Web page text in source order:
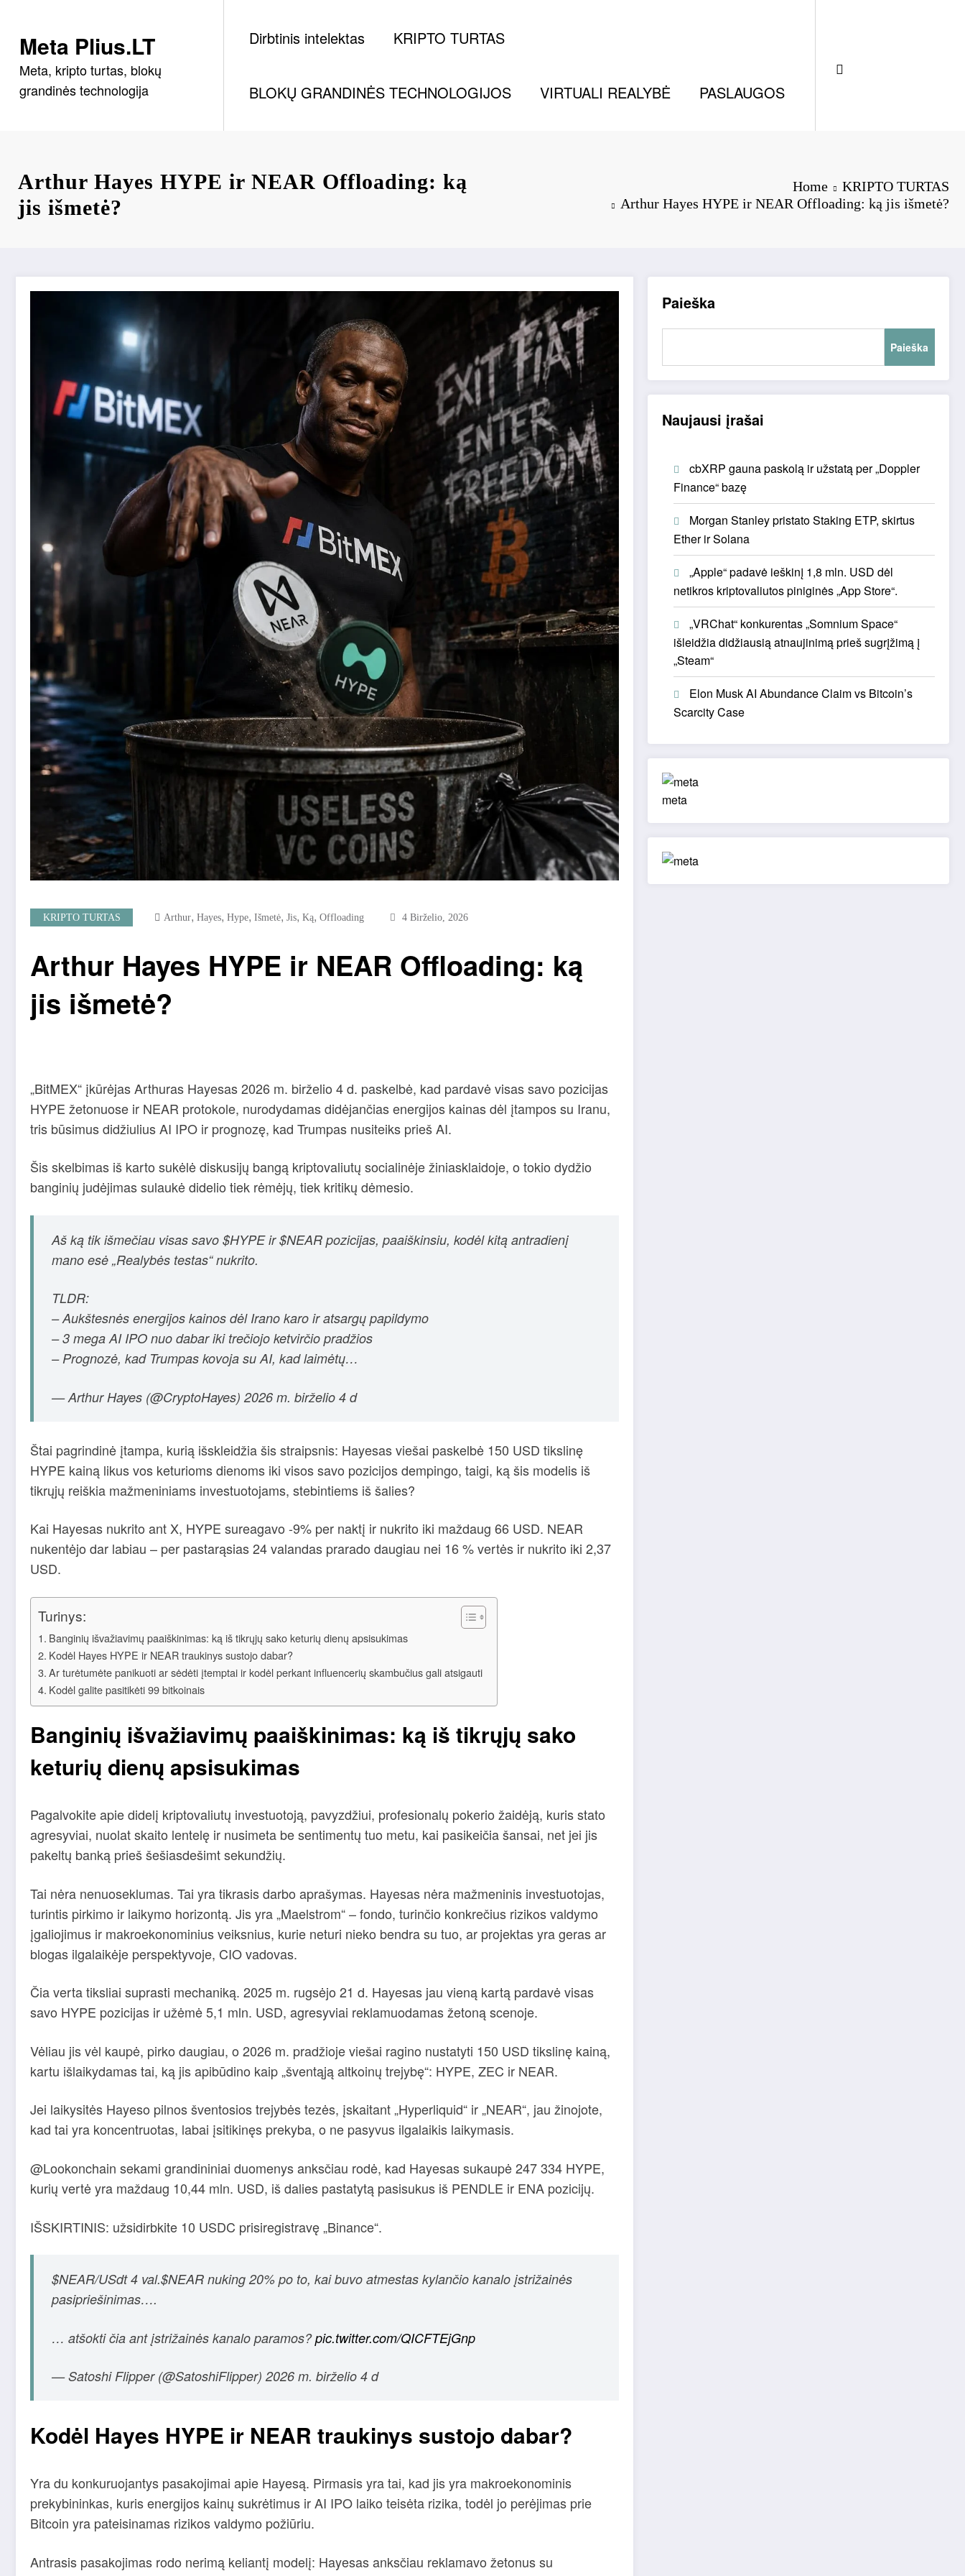
contentMeta Plius.LT
Meta, kripto turtas, blokų
grandinės technologija
Dirbtinis intelektas KRIPTO TURTAS
BLOKŲ GRANDINĖS TECHNOLOGIJOS VIRTUALI REALYBĖ PASLAUGOS
Arthur Hayes HYPE ir NEAR Offloading: ką
jis išmetė?
Home
KRIPTO TURTAS
Arthur Hayes HYPE ir NEAR Offloading: ką jis išmetė?
KRIPTO TURTAS Arthur, Hayes, Hype, Išmetė, Jis, Ką, Offloading 4 Birželio, 2026
Arthur Hayes HYPE ir NEAR Offloading: ką
jis išmetė?
„BitMEX“ įkūrėjas Arthuras Hayesas 2026 m. birželio 4 d. paskelbė, kad pardavė visas savo pozicijas
HYPE žetonuose ir NEAR protokole, nurodydamas didėjančias energijos kainas dėl įtampos su Iranu,
tris būsimus didžiulius AI IPO ir prognozę, kad Trumpas nusiteiks prieš AI.
Šis skelbimas iš karto sukėlė diskusijų bangą kriptovaliutų socialinėje žiniasklaidoje, o tokio dydžio
banginių judėjimas sulaukė didelio tiek rėmėjų, tiek kritikų dėmesio.
Aš ką tik išmečiau visas savo $HYPE ir $NEAR pozicijas, paaiškinsiu, kodėl kitą antradienį
mano esė „Realybės testas“ nukrito.
TLDR:
– Aukštesnės energijos kainos dėl Irano karo ir atsargų papildymo
– 3 mega AI IPO nuo dabar iki trečiojo ketvirčio pradžios
– Prognozė, kad Trumpas kovoja su AI, kad laimėtų…
— Arthur Hayes (@CryptoHayes) 2026 m. birželio 4 d
Štai pagrindinė įtampa, kurią išskleidžia šis straipsnis: Hayesas viešai paskelbė 150 USD tikslinę
HYPE kainą likus vos keturioms dienoms iki visos savo pozicijos dempingo, taigi, ką šis modelis iš
tikrųjų reiškia mažmeniniams investuotojams, stebintiems iš šalies?
Kai Hayesas nukrito ant X, HYPE sureagavo -9% per naktį ir nukrito iki maždaug 66 USD. NEAR
nukentėjo dar labiau – per pastarąsias 24 valandas prarado daugiau nei 16 % vertės ir nukrito iki 2,37
USD.
Turinys:
Banginių išvažiavimų paaiškinimas: ką iš tikrųjų sako keturių dienų apsisukimas
Kodėl Hayes HYPE ir NEAR traukinys sustojo dabar?
Ar turėtumėte panikuoti ar sėdėti įtemptai ir kodėl perkant influencerių skambučius gali atsigauti
Kodėl galite pasitikėti 99 bitkoinais
Banginių išvažiavimų paaiškinimas: ką iš tikrųjų sako
keturių dienų apsisukimas
Pagalvokite apie didelį kriptovaliutų investuotoją, pavyzdžiui, profesionalų pokerio žaidėją, kuris stato
agresyviai, nuolat skaito lentelę ir nusimeta be sentimentų tuo metu, kai pasikeičia šansai, net jei jis
pakeltų banką prieš šešiasdešimt sekundžių.
Tai nėra nenuoseklumas. Tai yra tikrasis darbo aprašymas. Hayesas nėra mažmeninis investuotojas,
turintis pirkimo ir laikymo horizontą. Jis yra „Maelstrom“ – fondo, turinčio konkrečius rizikos valdymo
įgaliojimus ir makroekonominius veiksnius, kurie neturi nieko bendra su tuo, ar projektas yra geras ar
blogas ilgalaikėje perspektyvoje, CIO vadovas.
Čia verta tiksliai suprasti mechaniką. 2025 m. rugsėjo 21 d. Hayesas jau vieną kartą pardavė visas
savo HYPE pozicijas ir užėmė 5,1 mln. USD, agresyviai reklamuodamas žetoną scenoje.
Vėliau jis vėl kaupė, pirko daugiau, o 2026 m. pradžioje viešai ragino nustatyti 150 USD tikslinę kainą,
kartu išlaikydamas tai, ką jis apibūdino kaip „šventąją altkoinų trejybę“: HYPE, ZEC ir NEAR.
Jei laikysitės Hayeso pilnos šventosios trejybės tezės, įskaitant „Hyperliquid“ ir „NEAR“, jau žinojote,
kad tai yra koncentruotas, labai įsitikinęs prekyba, o ne pasyvus ilgalaikis laikymasis.
@Lookonchain sekami grandininiai duomenys anksčiau rodė, kad Hayesas sukaupė 247 334 HYPE,
kurių vertė yra maždaug 10,44 mln. USD, iš dalies pastatytą pasisukus iš PENDLE ir ENA pozicijų.
IŠSKIRTINIS: užsidirbkite 10 USDC prisiregistravę „Binance“.
$NEAR/USdt 4 val.$NEAR nuking 20% ​​po to, kai buvo atmestas kylančio kanalo įstrižainės
pasipriešinimas….
… atšokti čia ant įstrižainės kanalo paramos?pic.twitter.com/QICFTEjGnp
— Satoshi Flipper (@SatoshiFlipper) 2026 m. birželio 4 d
Kodėl Hayes HYPE ir NEAR traukinys sustojo dabar?
Yra du konkuruojantys pasakojimai apie Hayesą. Pirmasis yra tai, kad jis yra makroekonominis
prekybininkas, kuris energijos kainų sukrėtimus ir AI IPO laiko teisėta rizika, todėl jo perėjimas prie
Bitcoin yra pateisinamas rizikos valdymo požiūriu.
Antrasis pasakojimas rodo nerimą keliantį modelį: Hayesas anksčiau reklamavo žetonus su
Paieška
Paieška
Naujausi įrašai
cbXRP gauna paskolą ir užstatą per „Doppler
Finance“ bazę
Morgan Stanley pristato Staking ETP, skirtus
Ether ir Solana
„Apple“ padavė ieškinį 1,8 mln. USD dėl
netikros kriptovaliutos piniginės „App Store“.
„VRChat“ konkurentas „Somnium Space“
išleidžia didžiausią atnaujinimą prieš sugrįžimą į
„Steam“
Elon Musk AI Abundance Claim vs Bitcoin’s
Scarcity Case
meta